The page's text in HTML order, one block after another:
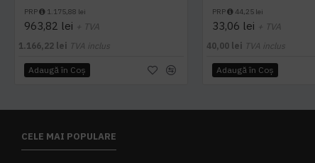
PRP 1.175,88 lei
963,82 lei + TVA
1.166,22 lei TVA inclus
Adaugă în Coş
PRP 44,25 lei
33,06 lei + TVA
40,00 lei TVA inclus
Adaugă în Coş
CELE MAI POPULARE